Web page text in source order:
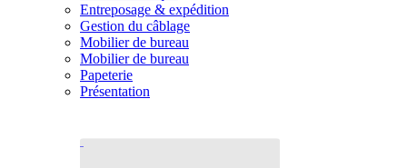
Entreposage & expédition
Gestion du câblage
Mobilier de bureau
Mobilier de bureau
Papeterie
Présentation